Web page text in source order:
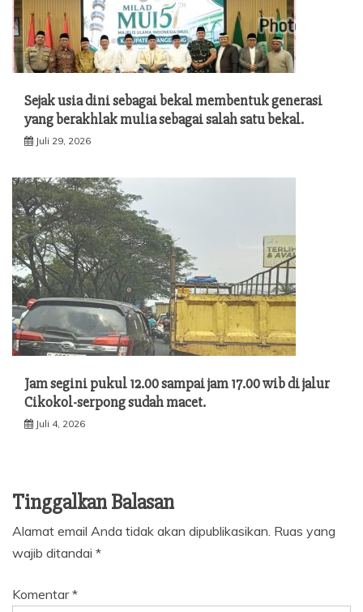
Sejak usia dini sebagai bekal membentuk generasi
yang berakhlak mulia sebagai salah satu bekal.
Juli 29, 2026
Jam segini pukul 12.00 sampai jam 17.00 wib di jalur
Cikokol-serpong sudah macet.
Juli 4, 2026
Tinggalkan Balasan
Alamat email Anda tidak akan dipublikasikan. Ruas yang
wajib ditandai *
Komentar*